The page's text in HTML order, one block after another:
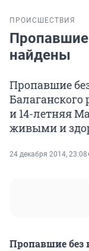
ПРОИСШЕСТВИЯ
Пропавшие
найдены
Пропавшие
Балаганского
и 14-летняя
живыми и
24 декабря 2014, 23:08
Пропавшие без